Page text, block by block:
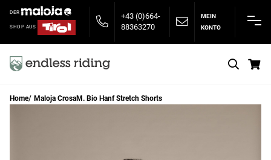
DER
SHOP AUS
+43 (0)664-
88363270
MEIN
KONTO
Home Maloja CrosaM. Bio Hanf Stretch Shorts